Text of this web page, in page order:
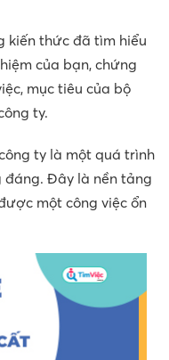
kiến thức đã tìm hiểu
của bạn, chứng
mục tiêu của bộ
ty.
ty là một quá trình
Đây là nền tảng
một công việc ổn